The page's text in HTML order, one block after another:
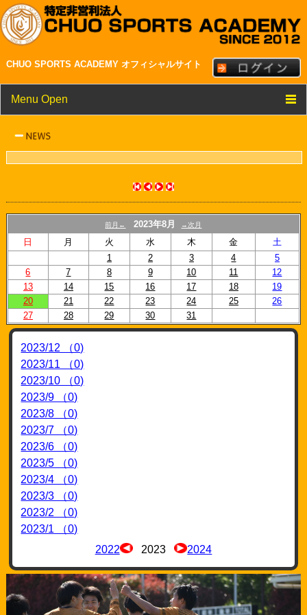
CHUO SPORTS ACADEMY オフィシャルサイト
Menu Open
スケジュール
リンク
前月← 2023年8月 →次月
日 月 火 水 木 金
土
1
2 3 4
5
6
7 8 9 10 11
12
13
14 15 16 17 18
19
20
21 22 23 24 25
26
27
28 29 30 31
2023/12 （0)
2023/11 （0)
2023/10 （0)
2023/9 （0)
2023/8 （0)
2023/7 （0)
2023/6 （0)
2023/5 （0)
2023/4 （0)
2023/3 （0)
2023/2 （0)
2023/1 （0)
2022
2023 2024